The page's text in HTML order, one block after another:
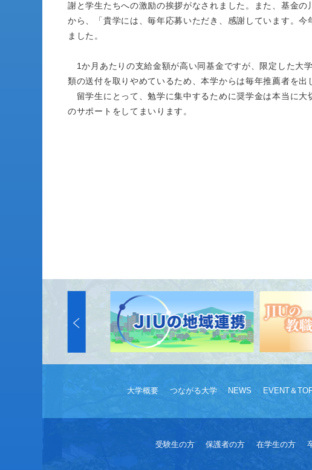
謝と学生たちへの激励の挨拶がなされました。また、基金
から、「貴学には、毎年応募いただき、感謝しています。
ました。
1か月あたりの支給金額が高い同基金ですが、限定した大
類の送付を取りやめているため、本学からは毎年推薦者を出
留学生にとって、勉学に集中するために奨学金は本当に
のサポートをしてまいります。
大学概要 つながる大学 NEWS EVENT＆
受験生の方 保護者の方 在学生の方